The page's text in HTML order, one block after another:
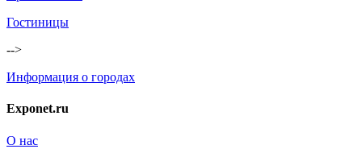
Гостиницы
-->
Информация о городах
Exponet.ru
О нас